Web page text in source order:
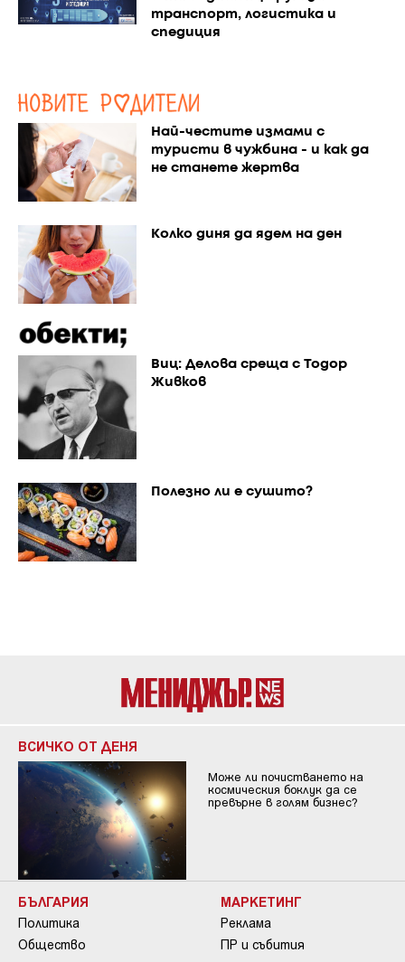
транспорт, логистика и
спедиция
Най-честите измами с
туристи в чужбина - и как да
не станете жертва
Колко диня да ядем на ден
Виц: Делова среща с Тодор
Живков
Полезно ли е сушито?
ВСИЧКО ОТ ДЕНЯ
Може ли почистването на
космическия боклук да се
превърне в голям бизнес?
БЪЛГАРИЯ
Политика
Общество
МАРКЕТИНГ
Реклама
ПР и събития